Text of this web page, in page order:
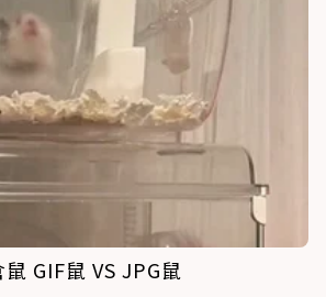
GIF鼠 VS JPG鼠